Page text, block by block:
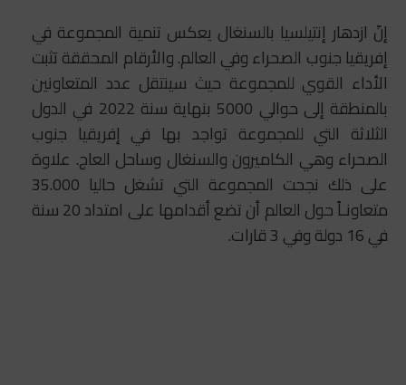
إنّ ازدهار إنتيلسيا بالسنغال يعكس تنمية المجموعة في
إفريقيا جنوب الصحراء وفي العالم. والأرقام المحققة تثبت
الأداء القوي للمجموعة حيث سينتقل عدد المتعاونين
بالمنطقة إلى حوالي 5000 بنهاية سنة 2022 في الدول
الثلاثة التي للمجموعة تواجد بها في إفريقيا جنوب
الصحراء وهي الكاميرون والسنغال وساحل العاج. علاوة
على ذلك نجحت المجموعة التي تشغل حاليا 35.000
متعاونـاً حول العالم أن تضع أقدامها على امتداد 20 سنة
في 16 دولة وفي 3 قارات.